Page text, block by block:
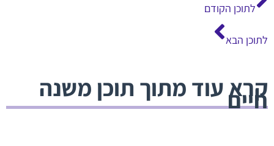
לתוכן הקודם
לתוכן הבא
קרא עוד מתוך תוכן משנה
חיים